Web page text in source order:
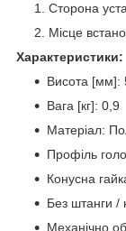
Сторона
Місце
Характеристики:
Висота [мм]:
Вага [кг]: 0,9
Матеріал:
Профіль
Конусна
Без штанги /
Механічно